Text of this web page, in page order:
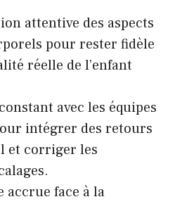
attentive des aspects
pour rester fidèle
réelle de l’enfant
avec les équipes
intégrer des retours
et corriger les
accrue face à la